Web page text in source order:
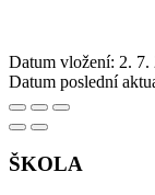
Datum vložení: 2. 7.
Datum poslední
ŠKOLA